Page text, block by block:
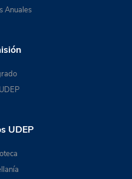
Anuales
UDEP